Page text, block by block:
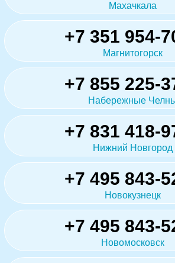
Махачкала
+7 351 954-
Магнитогорск
+7 855 225-
Набережные
+7 831 418-
Нижний Новгород
+7 495 843-
Новокузнецк
+7 495 843-
Новомосковск